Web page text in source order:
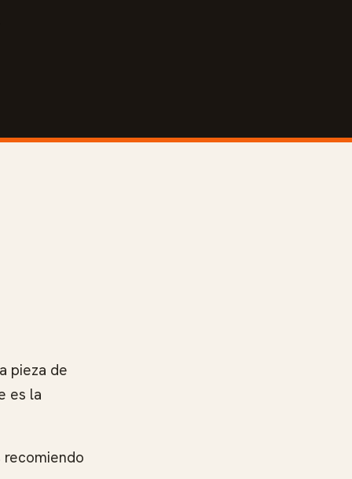
pieza de
es la
recomiendo